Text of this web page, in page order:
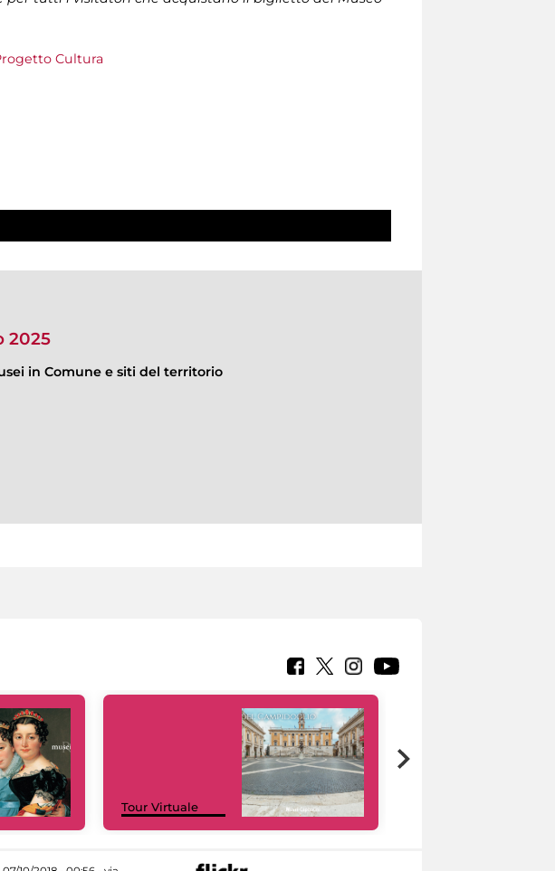
Cultura
2025
in Comune e siti del territorio
Tour Virtuale